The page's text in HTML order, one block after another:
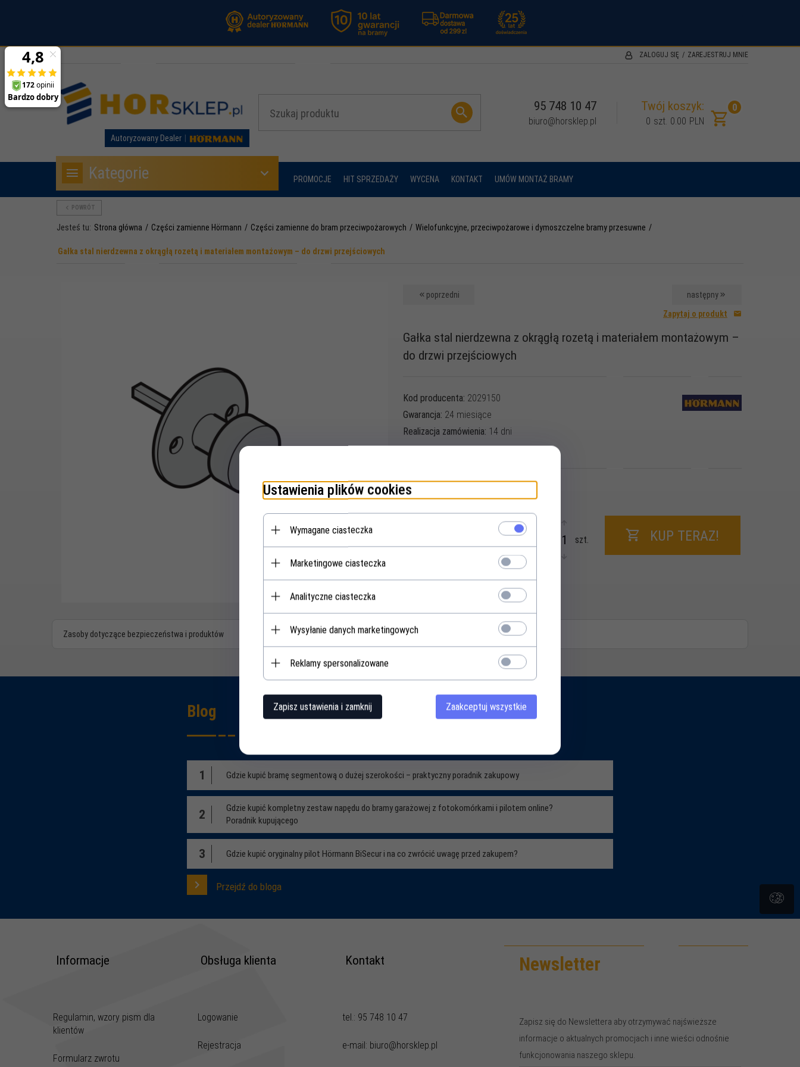
ZALOGUJ SIĘ ZAREJESTRUJ MNIE
Autoryzowany Dealer
95 748 10 47
biuro@horsklep.pl
Twój koszyk: 0
0 szt. 0.00 PLN
Kategorie PROMOCJE HIT SPRZEDAŻY WYCENA KONTAKT UMÓW MONTAŻ BRAMY
POWRÓT
Jesteś tu: Strona główna Części zamienne Hörmann Części zamienne do bram przeciwpożarowych Wielofunkcyjne, przeciwpożarowe i dymoszczelne bramy przesuwne
Gałka stal nierdzewna z okrągłą rozetą i materiałem montażowym – do drzwi przejściowych
poprzedni
następny
Zapytaj o produkt
Gałka stal nierdzewna z okrągłą rozetą i materiałem montażowym –
do drzwi przejściowych
Kod producenta: 2029150
Gwarancja: 24 miesiące
Realizacja zamówienia: 14 dni
Produkt dostępny na zamówienie
Cena:
305,24PLN* szt. KUP TERAZ!
Zasoby dotyczące bezpieczeństwa i produktów
Blog
1 Gdzie kupić bramę segmentową o dużej szerokości – praktyczny poradnik zakupowy
2
Gdzie kupić kompletny zestaw napędu do bramy garażowej z fotokomórkami i pilotem online?
Poradnik kupującego
3 Gdzie kupić oryginalny pilot Hörmann BiSecur i na co zwrócić uwagę przed zakupem?
Przejdź do bloga
Informacje
Regulamin, wzory pism dla
klientów
Formularz zwrotu
Obsługa klienta
Logowanie
Rejestracja
Kontakt
tel.: 95 748 10 47
e-mail: biuro@horsklep.pl
Newsletter
Zapisz się do Newslettera aby otrzymywać najświeższe
informacje o aktualnych promocjach i inne wieści odnośnie
funkcjonowania naszego sklepu.
Ustawienia plików cookies
Wymagane ciasteczka
Marketingowe ciasteczka
Analityczne ciasteczka
Wysyłanie danych marketingowych
Reklamy spersonalizowane
Zapisz ustawienia i zamknij Zaakceptuj wszystkie